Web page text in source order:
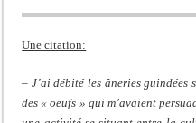
Une citation:
– J’ai débité les âneries guindées
des « oeufs » qui m’avaient